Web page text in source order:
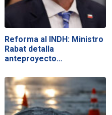
Reforma al INDH: Ministro
Rabat detalla
anteproyecto…